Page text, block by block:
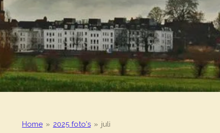
Home » 2025 foto's » juli